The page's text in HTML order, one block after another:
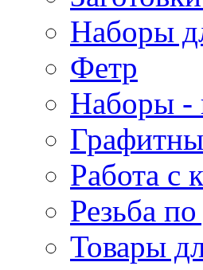
Наборы
Фетр
Наборы -
Работа с
Резьба
Товары